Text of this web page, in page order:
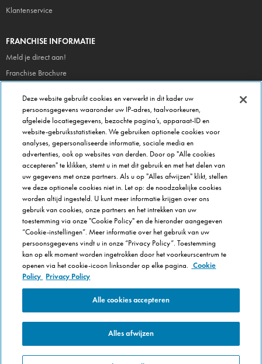
Klantenservice
FRANCHISE INFORMATIE
Meld je direct aan!
Franchise Brochure
OVER DOMINOS
Newsroom
Werken bij Domino's
Care Team (voor medewerkers)
Scam waarschuwing
Privacybeleid
Voorwaarden & Condities
Cookie Policy
Cookie-instellingen
Deze website gebruikt cookies en verwerkt in dit kader uw
persoonsgegevens waaronder uw IP-adres, taalvoorkeuren,
afgeleide locatiegegevens, bezochte pagina’s, apparaat-ID en
website-gebruiksstatistieken. We gebruiken optionele cookies voor
analyses, gepersonaliseerde informatie, sociale media en
advertenties, ook op websites van derden. Door op "Alle cookies
accepteren" te klikken, stemt u in met dit gebruik en met het delen van
uw gegevens met onze partners. Als u op "Alles afwijzen" klikt, stellen
we deze optionele cookies niet in. Let op: de noodzakelijke cookies
worden altijd ingesteld. U kunt meer informatie krijgen over ons
gebruik van cookies, onze partners en het intrekken van uw
toestemming via onze "Cookie Policy" en de hieronder aangegeven
“Cookie-instellingen”. Meer informatie over het gebruik van uw
persoonsgegevens vindt u in onze “Privacy Policy”. Toestemming
kan op elk moment worden ingetrokken door het voorkeurscentrum te
openen via het cookie-icoon linksonder op elke pagina. Cookie
Policy Privacy Policy
Alle cookies accepteren
Alles afwijzen